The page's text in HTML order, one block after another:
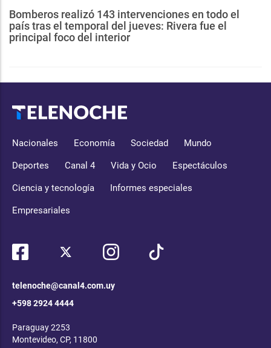
Bomberos realizó 143 intervenciones en todo el
país tras el temporal del jueves: Rivera fue el
principal foco del interior
Nacionales Economía Sociedad Mundo
Deportes Canal 4 Vida y Ocio Espectáculos
Ciencia y tecnología Informes especiales
Empresariales
telenoche@canal4.com.uy
+598 2924 4444
Paraguay 2253
Montevideo, CP, 11800